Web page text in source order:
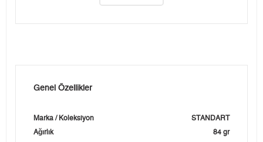
Genel Özellikler
Marka / Koleksiyon
STANDART
Ağırlık
84 gr